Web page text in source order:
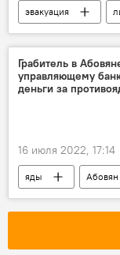
эвакуация
Япония
Грабитель в
управляющему
деньги за
16 июля 2022, 17:14
яды Абовян
Новости Армения
отравление